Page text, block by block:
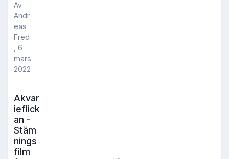
Av
Andr
eas
Fred
, 6
mars
2022
Akvar
ieflick
an -
Stäm
nings
film